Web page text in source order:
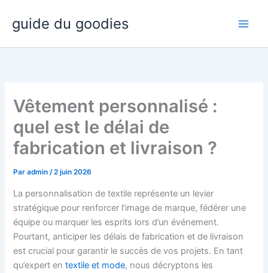
contenu
guide du goodies
Vêtement personnalisé :
quel est le délai de
fabrication et livraison ?
Paradmin/2 juin 2026
La personnalisation de textile représente un levier
stratégique pour renforcer l’image de marque, fédérer une
équipe ou marquer les esprits lors d’un événement.
Pourtant, anticiper les délais de fabrication et de livraison
est crucial pour garantir le succès de vos projets. En tant
qu’expert entextile et mode, nous décryptons les